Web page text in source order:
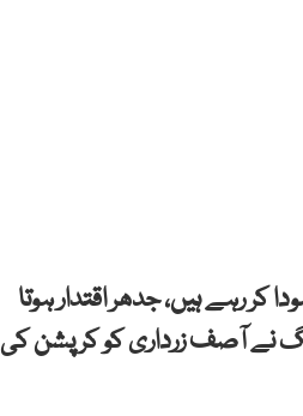
رہے ہیں، جدھر اقتدار ہوتا
نے آصف زرداری کو کرپشن کی